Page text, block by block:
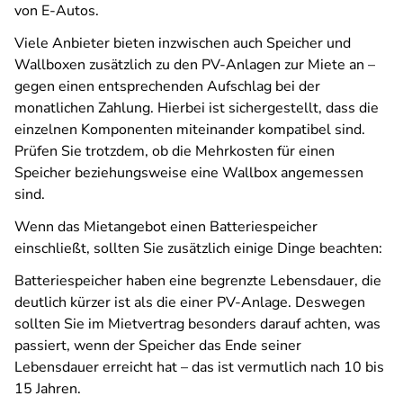
von E-Autos.
Viele Anbieter bieten inzwischen auch Speicher und
Wallboxen zusätzlich zu den PV-Anlagen zur Miete an –
gegen einen entsprechenden Aufschlag bei der
monatlichen Zahlung. Hierbei ist sichergestellt, dass die
einzelnen Komponenten miteinander kompatibel sind.
Prüfen Sie trotzdem, ob die Mehrkosten für einen
Speicher beziehungsweise eine Wallbox angemessen
sind.
Wenn das Mietangebot einen Batteriespeicher
einschließt, sollten Sie zusätzlich einige Dinge beachten:
Batteriespeicher haben eine begrenzte Lebensdauer, die
deutlich kürzer ist als die einer PV-Anlage. Deswegen
sollten Sie im Mietvertrag besonders darauf achten, was
passiert, wenn der Speicher das Ende seiner
Lebensdauer erreicht hat – das ist vermutlich nach 10 bis
15 Jahren.